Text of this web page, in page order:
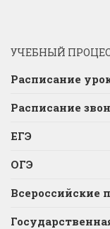
УЧЕБНЫЙ
Расписание
Расписание
ЕГЭ
ОГЭ
Всероссийские